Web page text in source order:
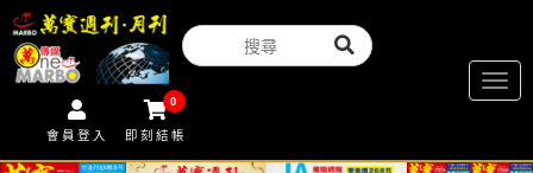
會員登入
0
即刻結帳